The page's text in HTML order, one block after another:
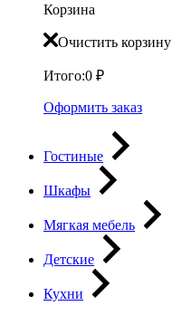
Корзина
Очистить корзину
Итого:0 ₽
Оформить заказ
Гостиные
Шкафы
Мягкая мебель
Детские
Кухни